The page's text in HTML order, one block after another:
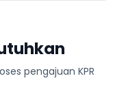
pengajuan KPR